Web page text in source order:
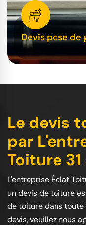
Devis pose de
Le devis
par
Toiture
L'entreprise Éclat
un devis de toiture
de toiture dans toute
devis, veuillez nous